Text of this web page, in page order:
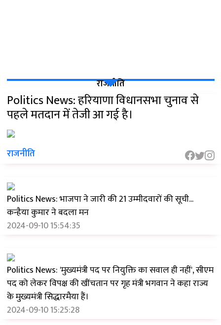
राजनीति
Politics News: हरियाणा विधानसभा चुनाव से
पहले मतदान में तेजी आ गई है।
राजनीति
Politics News: भाजपा ने जारी की 21 उम्मीदवारों की सूची...
कन्हैया कुमार ने बदला मन
2024-09-10 15:54:35
Politics News: 'मुख्यमंत्री पद पर नियुक्ति का सवाल ही नहीं', सीएम
पद को लेकर विपक्ष की खींचतान पर गृह मंत्री भगवान ने कहा राज्य
के मुख्यमंत्री सिद्धारमैया हैं।
2024-09-10 15:25:28